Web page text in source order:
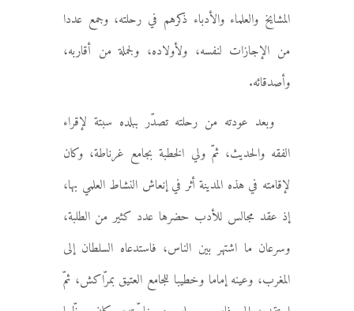
المشايخ والعلماء والأدباء ذكرهم في رحلته، وجمع عددا
من الإجازات لنفسه، ولأولاده، ولجملة من أقاربه،
وأصدقائه.
وبعد عودته من رحلته تصدّر ببلده سبتة لإقراء
الفقه والحديث، ثمّ ولي الخطبة بجامع غرناطة، وكان
لإقامته في هذه المدينة أثر في إنعاش النشاط العلمي بها،
إذ عقد مجالس للأدب حضرها عدد كثير من الطلبة،
وسرعان ما اشتهر بين الناس، فاستدعاه السلطان إلى
المغرب، وعينه إماما وخطيبا للجامع العتيق بمرّاكش، ثمّ